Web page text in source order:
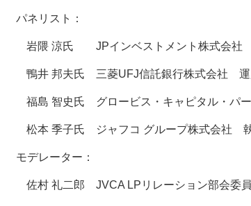
パネリスト：
岩隈 涼氏 JPインベストメント株式会社
鴨井 邦夫氏 三菱UFJ信託銀行株式会社
福島 智史氏 グロービス・キャピタル・パ
松本 季子氏 ジャフコ グループ株式会社
モデレーター：
佐村 礼二郎 JVCA LPリレーション部会委